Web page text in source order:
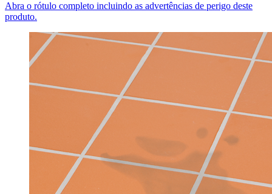
Abra o rótulo completo incluindo as advertências de perigo deste
produto.